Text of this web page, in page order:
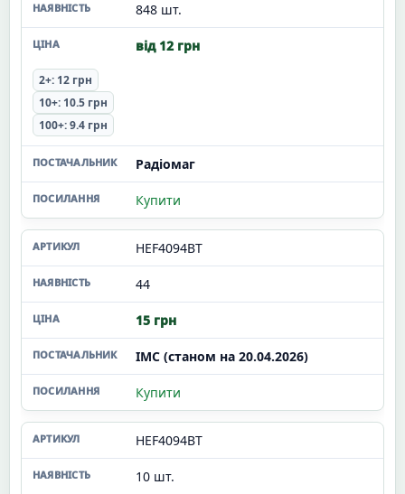
848 шт.
від 12 грн
2+: 12 грн
10+: 10.5 грн
100+: 9.4 грн
Радіомаг
Купити
HEF4094BT
44
15 грн
ІМС (станом на 20.04.2026)
Купити
HEF4094BT
10 шт.